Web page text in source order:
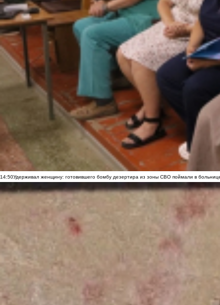
14:50Удерживал женщину: готовившего бомбу дезертира из зоны СВО поймали в